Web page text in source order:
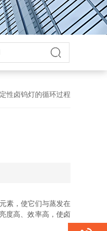
性卤钨灯的循环过程
素，使它们与蒸发在
度高、效率高，使卤